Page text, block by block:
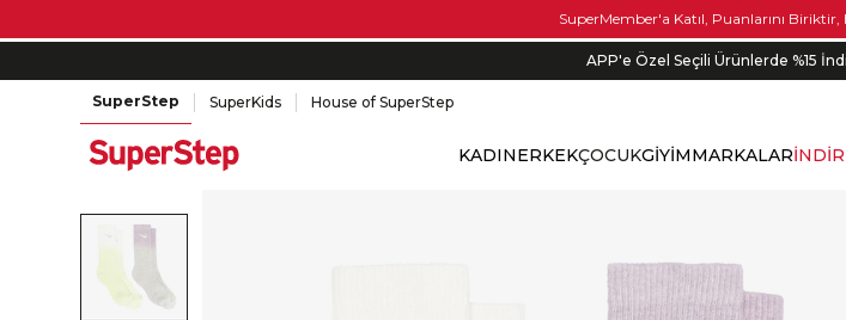
SuperMember'a Katıl, Puanlarını Biriktir,
APP'e Özel Seçili Ürünlerde %15
SuperStep SuperKids House of SuperStep
KADINERKEKÇOCUKGİYİMMARKALAR